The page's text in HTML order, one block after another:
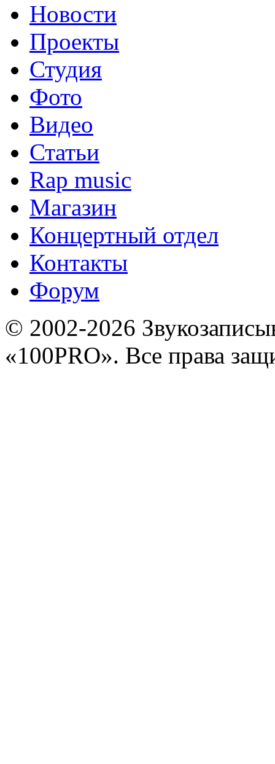
Новости
Проекты
Студия
Фото
Видео
Статьи
Rap music
Магазин
Концертный отдел
Контакты
Форум
© 2002-2026
«100PRO». Все права